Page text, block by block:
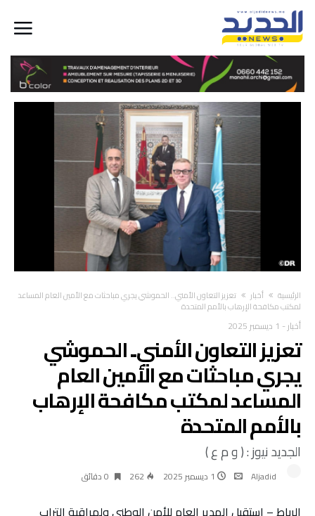
‫الرئيسية‬ أخبار
تعزيز التعاون الأمني.. الحموشي يجري مباحثات مع الأمين العام المساعد
لمكتب مكافحة الإرهاب بالأمم المتحدة
أخبار- 1 ديسمبر 2025
تعزيز التعاون الأمني.. الحموشي
يجري مباحثات مع الأمين العام
المساعد لمكتب مكافحة الإرهاب
بالأمم المتحدة
الجديد نيوز : ( و م ع )
Aljadid 1 ديسمبر 2025 262 0 ‫دقائق‬
الرباط – استقبل المدير العام للأمن الوطني ولمراقبة التراب